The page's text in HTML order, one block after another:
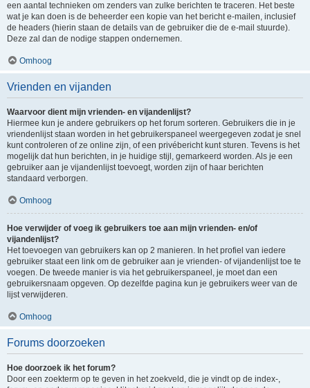
een aantal technieken om zenders van zulke berichten te traceren. Het beste
wat je kan doen is de beheerder een kopie van het bericht e-mailen, inclusief
de headers (hierin staan de details van de gebruiker die de e-mail stuurde).
Deze zal dan de nodige stappen ondernemen.
Omhoog
Vrienden en vijanden
Waarvoor dient mijn vrienden- en vijandenlijst?
Hiermee kun je andere gebruikers op het forum sorteren. Gebruikers die in je
vriendenlijst staan worden in het gebruikerspaneel weergegeven zodat je snel
kunt controleren of ze online zijn, of een privébericht kunt sturen. Tevens is het
mogelijk dat hun berichten, in je huidige stijl, gemarkeerd worden. Als je een
gebruiker aan je vijandenlijst toevoegt, worden zijn of haar berichten
standaard verborgen.
Omhoog
Hoe verwijder of voeg ik gebruikers toe aan mijn vrienden- en/of
vijandenlijst?
Het toevoegen van gebruikers kan op 2 manieren. In het profiel van iedere
gebruiker staat een link om de gebruiker aan je vrienden- of vijandenlijst toe te
voegen. De tweede manier is via het gebruikerspaneel, je moet dan een
gebruikersnaam opgeven. Op dezelfde pagina kun je gebruikers weer van de
lijst verwijderen.
Omhoog
Forums doorzoeken
Hoe doorzoek ik het forum?
Door een zoekterm op te geven in het zoekveld, die je vindt op de index-,